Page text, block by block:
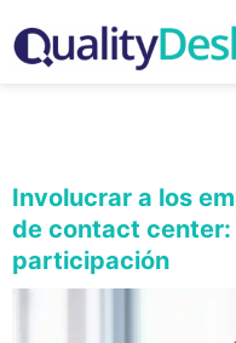
Involucrar a los
de contact
participación